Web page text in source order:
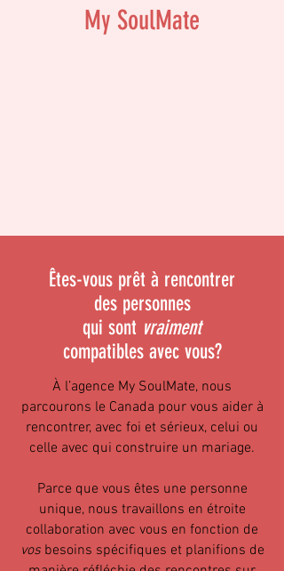
My SoulMate
Êtes-vous prêt à rencontrer
des personnes
qui sont vraiment
compatibles avec vous?
À l’agence My SoulMate, nous
parcourons le Canada pour vous aider à
rencontrer, avec foi et sérieux, celui ou
celle avec qui construire un mariage.
Parce que vous êtes une personne
unique, nous travaillons en étroite
collaboration avec vous en fonction de
vos besoins spécifiques et planifions de